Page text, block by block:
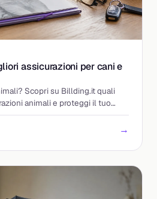
assicurazioni per cani e
Scopri su Billding.it quali
animali e proteggi il tuo
le m
→